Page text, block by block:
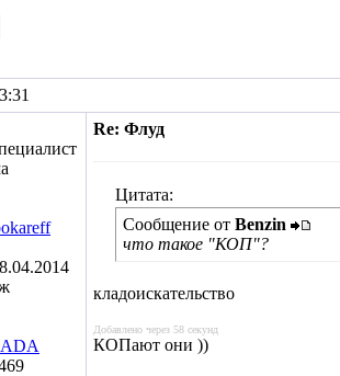
Re: Флуд
Цитата:
Сообщение от Benzin
что такое "КОП"?
кладоискательство
Добавлено через 58 секунд
КОПают они ))